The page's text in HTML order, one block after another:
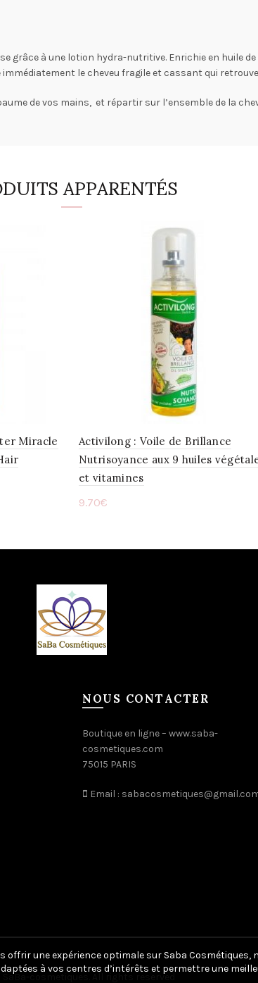
grâce à une lotion hydra-nutritive. Enrichie en huile
le cheveu fragile et cassant qui
de vos mains, et répartir sur l’ensemble de la
APPARENTÉS
Miracle
Activilong : Voile de Brillance
Nutrisoyance aux 9 huiles
et vitamines
9.70€
NOUS CONTACTER
Boutique en ligne – www.saba-
cosmetiques.com
75015 PARIS
Email :
SaBa-cosmetiques . All rights reserved
une expérience optimale sur Saba
à vos centres d’intérêts et permettre une